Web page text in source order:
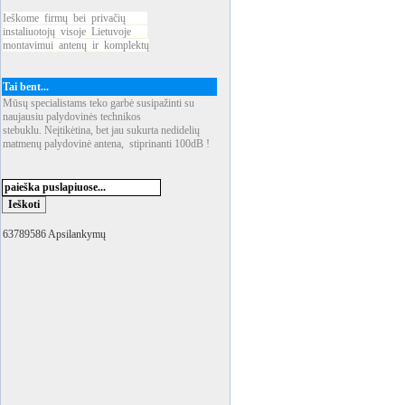
Ieškome firmų bei privačių
instaliuotojų visoje Lietuvoje
montavimui antenų ir komplektų
Tai bent...
Mūsų specialistams teko garbė susipažinti su
naujausiu palydovinės technikos
stebuklu. Neįtikėtina, bet jau sukurta nedidelių
matmenų palydovinė antena, stiprinanti 100dB !
63789586 Apsilankymų